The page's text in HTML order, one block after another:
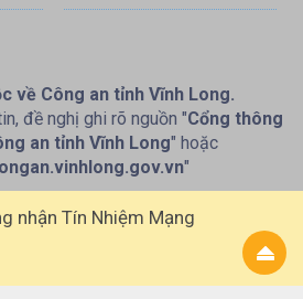
về Công an tỉnh Vĩnh Long.
đề nghị ghi rõ nguồn "Cổng thông
an tỉnh Vĩnh Long" hoặc
"